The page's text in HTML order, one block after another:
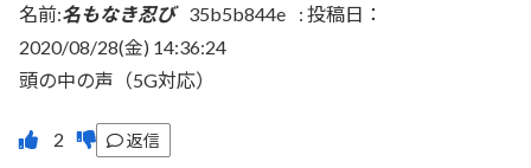
名前:名もなき忍び 35b5b844e : 投稿日：
2020/08/28(金) 14:36:24
頭の中の声（5G対応）
返信